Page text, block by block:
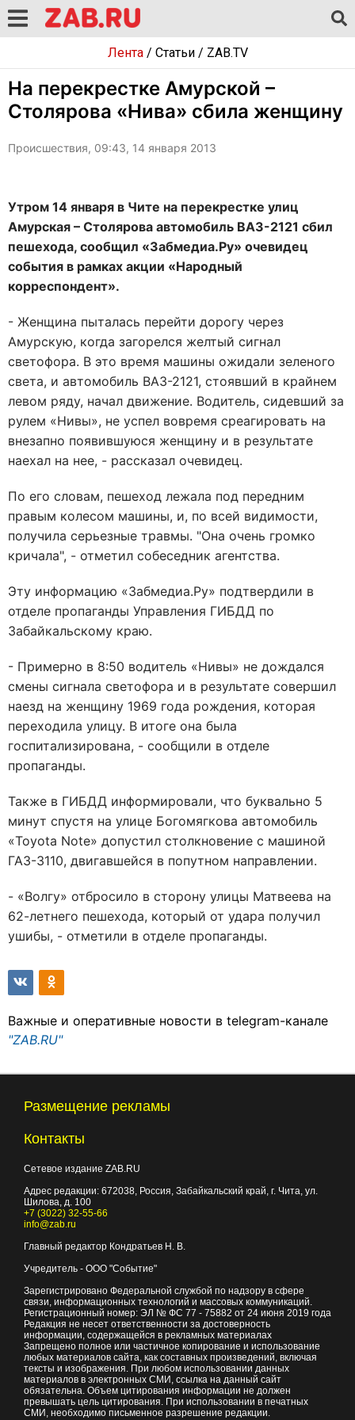
Лента/ Статьи/ ZAB.TV
На перекрестке Амурской –
Столярова «Нива» сбила женщину
Происшествия, 09:43, 14 января 2013
Утром 14 января в Чите на перекрестке улиц
Амурская – Столярова автомобиль ВАЗ-2121 сбил
пешехода, сообщил «Забмедиа.Ру» очевидец
события в рамках акции «Народный
корреспондент».
- Женщина пыталась перейти дорогу через
Амурскую, когда загорелся желтый сигнал
светофора. В это время машины ожидали зеленого
света, и автомобиль ВАЗ-2121, стоявший в крайнем
левом ряду, начал движение. Водитель, сидевший за
рулем «Нивы», не успел вовремя среагировать на
внезапно появившуюся женщину и в результате
наехал на нее, - рассказал очевидец.
По его словам, пешеход лежала под передним
правым колесом машины, и, по всей видимости,
получила серьезные травмы. "Она очень громко
кричала", - отметил собеседник агентства.
Эту информацию «Забмедиа.Ру» подтвердили в
отделе пропаганды Управления ГИБДД по
Забайкальскому краю.
- Примерно в 8:50 водитель «Нивы» не дождался
смены сигнала светофора и в результате совершил
наезд на женщину 1969 года рождения, которая
переходила улицу. В итоге она была
госпитализирована, - сообщили в отделе
пропаганды.
Также в ГИБДД информировали, что буквально 5
минут спустя на улице Богомягкова автомобиль
«Toyota Note» допустил столкновение с машиной
ГАЗ-3110, двигавшейся в попутном направлении.
- «Волгу» отбросило в сторону улицы Матвеева на
62-летнего пешехода, который от удара получил
ушибы, - отметили в отделе пропаганды.
Важные и оперативные новости в telegram-канале
"ZAB.RU"
Размещение рекламы
Контакты
Сетевое издание ZAB.RU
Адрес редакции: 672038, Россия, Забайкальский край, г. Чита, ул.
Шилова, д. 100
+7 (3022) 32-55-66
info@zab.ru
Главный редактор Кондратьев Н. В.
Учредитель - ООО "Событие"
Зарегистрировано Федеральной службой по надзору в сфере
связи, информационных технологий и массовых коммуникаций.
Регистрационный номер: ЭЛ № ФС 77 - 75882 от 24 июня 2019 года
Редакция не несет ответственности за достоверность
информации, содержащейся в рекламных материалах
Запрещено полное или частичное копирование и использование
любых материалов сайта, как составных произведений, включая
тексты и изображения. При любом использовании данных
материалов в электронных СМИ, ссылка на данный сайт
обязательна. Объем цитирования информации не должен
превышать цель цитирования. При использовании в печатных
СМИ, необходимо письменное разрешение редакции.